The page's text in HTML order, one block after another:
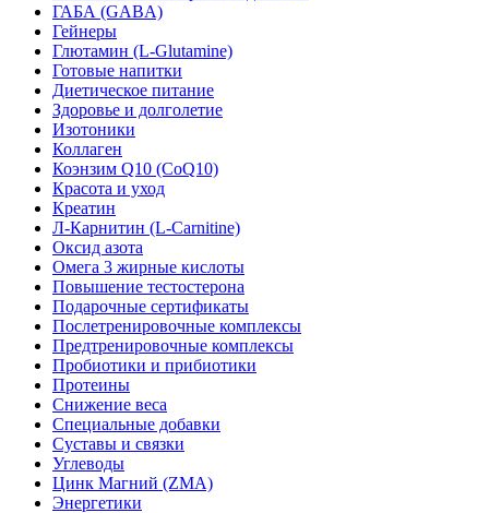
ГАБА (GABA)
Гейнеры
Глютамин (L-Glutamine)
Готовые напитки
Диетическое питание
Здоровье и долголетие
Изотоники
Коллаген
Коэнзим Q10 (CoQ10)
Красота и уход
Креатин
Л-Карнитин (L-Сarnitine)
Оксид азота
Омега 3 жирные кислоты
Повышение тестостерона
Подарочные сертификаты
Послетренировочные комплексы
Предтренировочные комплексы
Пробиотики и прибиотики
Протеины
Снижение веса
Специальные добавки
Суставы и связки
Углеводы
Цинк Магний (ZMA)
Энергетики